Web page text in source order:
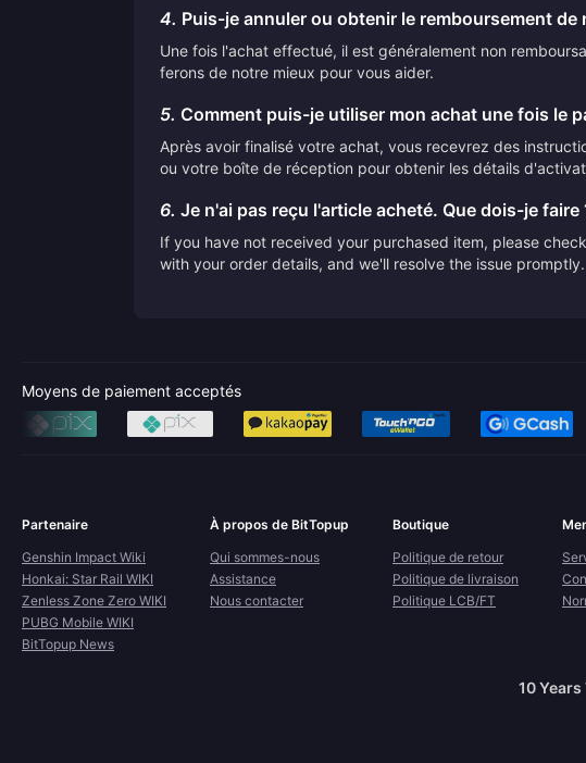
4. Puis-je annuler ou obtenir le remboursement de
Une fois l'achat effectué, il est généralement non
ferons de notre mieux pour vous aider.
5. Comment puis-je utiliser mon achat une fois le
Après avoir finalisé votre achat, vous recevrez des
ou votre boîte de réception pour obtenir les détails
6. Je n'ai pas reçu l'article acheté. Que dois-je faire
If you have not received your purchased item, please
with your order details, and we'll resolve the issue promptly.
Moyens de paiement acceptés
Partenaire
Genshin Impact Wiki
Honkai: Star Rail WIKI
Zenless Zone Zero WIKI
PUBG Mobile WIKI
BitTopup News
À propos de BitTopup
Qui sommes-nous
Assistance
Nous contacter
Boutique
Politique de retour
Politique de livraison
Politique LCB/FT
10